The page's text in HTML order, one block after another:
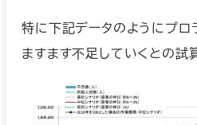
特に下記データのようにプ
ますます不足していくとの試